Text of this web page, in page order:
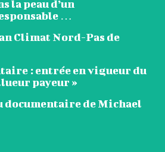
la peau d’un
…
Climat Nord-Pas de
: entrée en vigueur du
payeur »
documentaire de Michael